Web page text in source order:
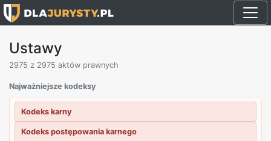
Ustawy
2975 z 2975 aktów prawnych
Najważniejsze kodeksy
Kodeks karny
Kodeks postępowania karnego